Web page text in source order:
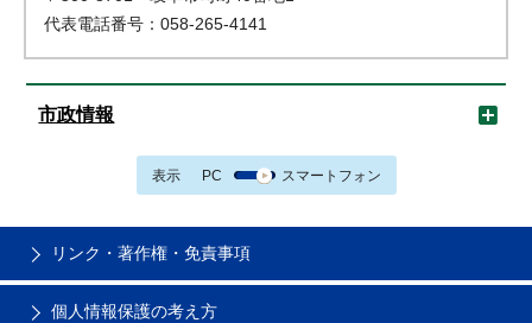
代表電話番号：058-265-4141
市政情報
表示 PC スマートフォン
リンク・著作権・免責事項
個人情報保護の考え方